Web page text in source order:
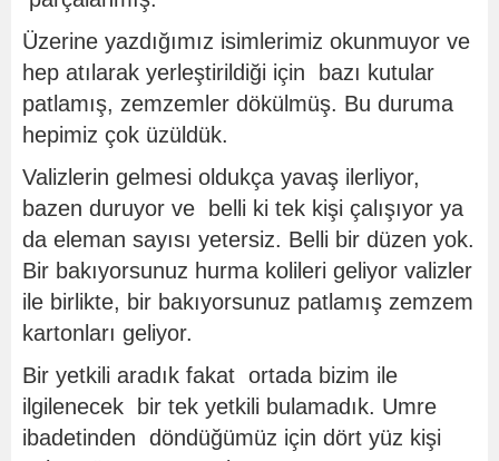
Üzerine yazdığımız isimlerimiz okunmuyor ve
hep atılarak yerleştirildiği için bazı kutular
patlamış, zemzemler dökülmüş. Bu duruma
hepimiz çok üzüldük.
Valizlerin gelmesi oldukça yavaş ilerliyor,
bazen duruyor ve belli ki tek kişi çalışıyor ya
da eleman sayısı yetersiz. Belli bir düzen yok.
Bir bakıyorsunuz hurma kolileri geliyor valizler
ile birlikte, bir bakıyorsunuz patlamış zemzem
kartonları geliyor.
Bir yetkili aradık fakat ortada bizim ile
ilgilenecek bir tek yetkili bulamadık. Umre
ibadetinden döndüğümüz için dört yüz kişi